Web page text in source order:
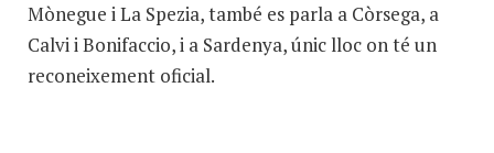
Mònegue i La Spezia, també es parla a Còrsega, a
Calvi i Bonifaccio, i a Sardenya, únic lloc on té un
reconeixement oficial.